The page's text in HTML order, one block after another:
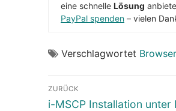
eine schnelle Lösung
PayPal spenden – vielen
Verschlagwortet Browser
ZURÜCK
Vorheriger
i-MSCP Installation unter